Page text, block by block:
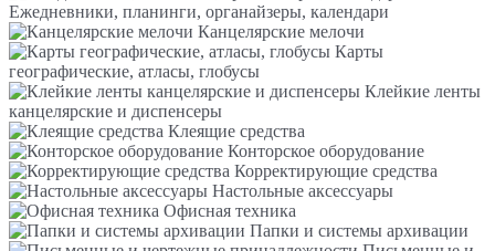
Ежедневники, планинги, органайзеры, календари
Канцелярские мелочи
Карты
географические, атласы, глобусы
Клейкие ленты
канцелярские и диспенсеры
Клеящие средства
Конторское оборудование
Корректирующие средства
Настольные аксессуары
Офисная техника
Папки и системы архивации